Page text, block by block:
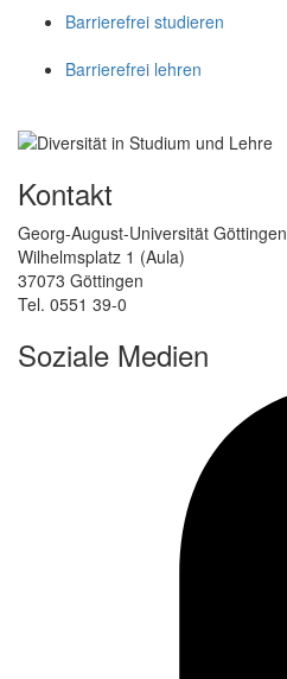
Barrierefrei studieren
Barrierefrei lehren
Kontakt
Georg-August-Universität Göttingen
Wilhelmsplatz 1 (Aula)
37073 Göttingen
Tel. 0551 39-0
Soziale Medien